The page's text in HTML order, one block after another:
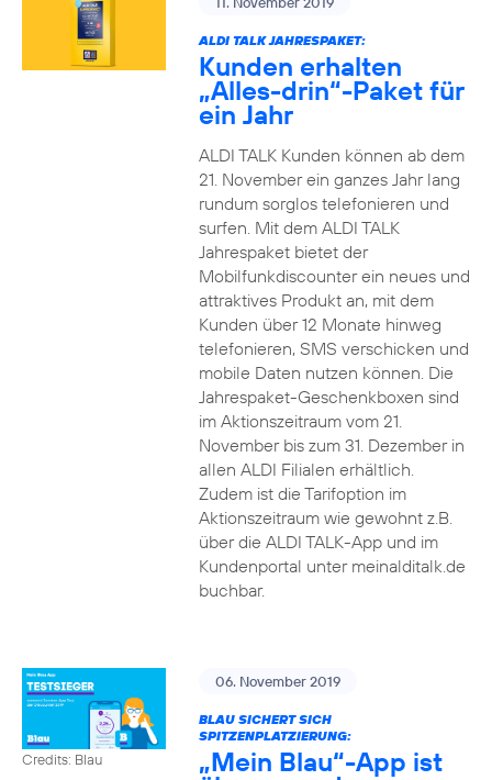
ALDI TALK JAHRESPAKET:
Kunden erhalten
„Alles-drin“-Paket für
ein Jahr
ALDI TALK Kunden können ab dem
21. November ein ganzes Jahr lang
rundum sorglos telefonieren und
surfen. Mit dem ALDI TALK
Jahrespaket bietet der
Mobilfunkdiscounter ein neues und
attraktives Produkt an, mit dem
Kunden über 12 Monate hinweg
telefonieren, SMS verschicken und
mobile Daten nutzen können. Die
Jahrespaket-Geschenkboxen sind
im Aktionszeitraum vom 21.
November bis zum 31. Dezember in
allen ALDI Filialen erhältlich.
Zudem ist die Tarifoption im
Aktionszeitraum wie gewohnt z.B.
über die ALDI TALK-App und im
Kundenportal unter meinalditalk.de
buchbar.
Credits: Blau
06. November 2019
BLAU SICHERT SICH
SPITZENPLATZIERUNG:
„Mein Blau“-App ist